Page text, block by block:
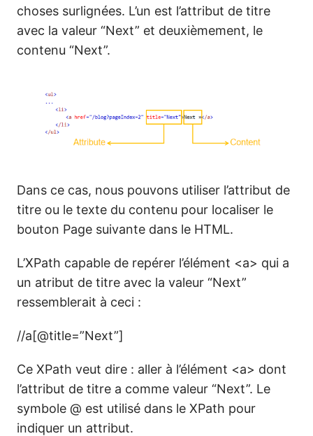
choses surlignées. L’un est l’attribut de titre
avec la valeur “Next” et deuxièmement, le
contenu “Next”.
Dans ce cas, nous pouvons utiliser l’attribut de
titre ou le texte du contenu pour localiser le
bouton Page suivante dans le HTML.
L’XPath capable de repérer l’élément <a> qui a
un atribut de titre avec la valeur “Next”
ressemblerait à ceci :
//a[@title=”Next”]
Ce XPath veut dire : aller à l’élément <a> dont
l’attribut de titre a comme valeur “Next”. Le
symbole @ est utilisé dans le XPath pour
indiquer un attribut.